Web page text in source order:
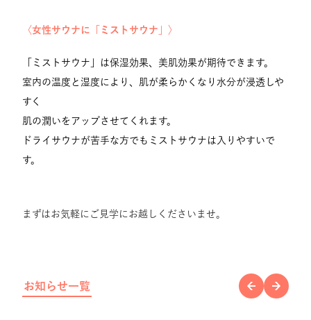
〈女性サウナに「ミストサウナ」〉
「ミストサウナ」は保湿効果、美肌効果が期待できます。
室内の温度と湿度により、肌が柔らかくなり水分が浸透しや
すく
肌の潤いをアップさせてくれます。
ドライサウナが苦手な方でもミストサウナは入りやすいで
す。
まずはお気軽にご見学にお越しくださいませ。
お知らせ一覧